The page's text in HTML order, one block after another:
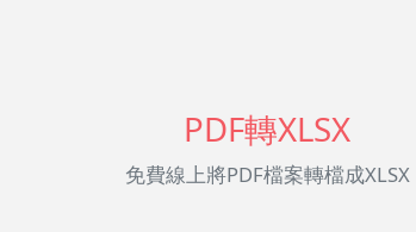
PDF轉XLSX
免費線上將PDF檔案轉檔成XLSX